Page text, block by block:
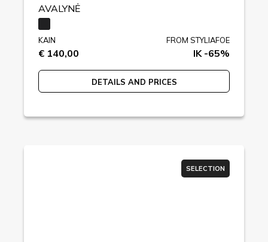
AVALYNĖ
KAIN
€ 140,00
FROM STYLIAFOE
IK -65%
DETAILS AND PRICES
SELECTION